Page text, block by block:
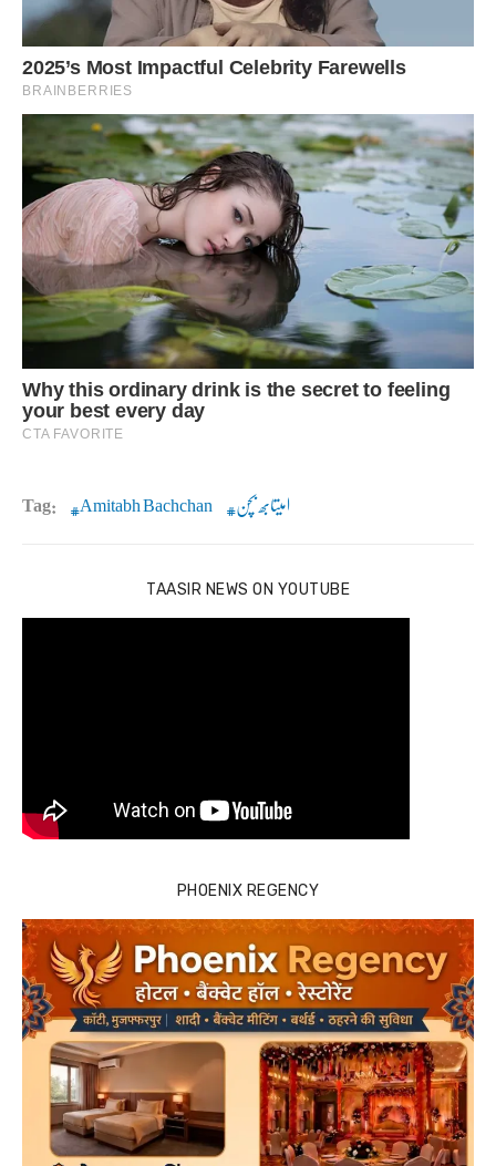
Tag: Amitabh Bachchan امیتابھ بچن
TAASIR NEWS ON YOUTUBE
PHOENIX REGENCY